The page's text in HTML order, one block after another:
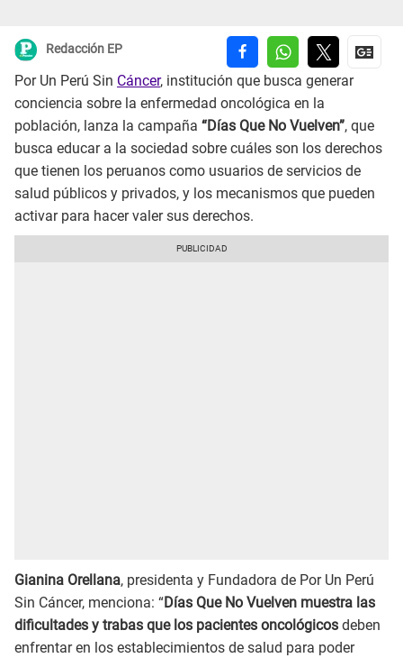
Redacción EP
Por Un Perú Sin Cáncer, institución que busca generar
conciencia sobre la enfermedad oncológica en la
población, lanza la campaña “Días Que No Vuelven”, que
busca educar a la sociedad sobre cuáles son los derechos
que tienen los peruanos como usuarios de servicios de
salud públicos y privados, y los mecanismos que pueden
activar para hacer valer sus derechos.
Gianina Orellana, presidenta y Fundadora de Por Un Perú
Sin Cáncer, menciona: “Días Que No Vuelven muestra las
dificultades y trabas que los pacientes oncológicos deben
enfrentar en los establecimientos de salud para poder